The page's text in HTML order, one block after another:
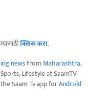
क्लिक करा.
newsfrom Maharashtra,
Lifestyle at SaamTV.
Saam Tv app forAndroid